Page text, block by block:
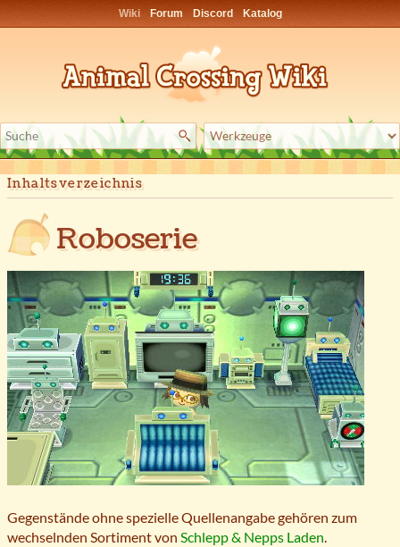
Wiki Forum Discord Katalog
Inhaltsverzeichnis
Roboserie
Gegenstände ohne spezielle Quellenangabe gehören zum
wechselnden Sortiment von Schlepp & Nepps Laden.